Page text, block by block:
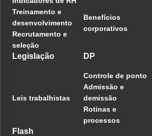
Treinamento e
desenvolvimento
Recrutamento e
seleção
Benefícios
corporativos
Legislação
Leis trabalhistas
DP
Controle de ponto
Admissão e
demissão
Rotinas e
processos
Flash